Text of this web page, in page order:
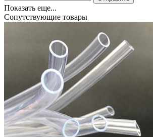
Показать еще...
Сопутствующие товары